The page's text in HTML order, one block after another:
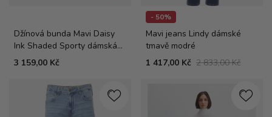
Džínová bunda Mavi Daisy
Ink Shaded Sporty dámská
tmavě modrá
3 159,00 Kč
- 50%
Mavi jeans Lindy dámské
tmavě modré
1 417,00 Kč 2 833,00 Kč